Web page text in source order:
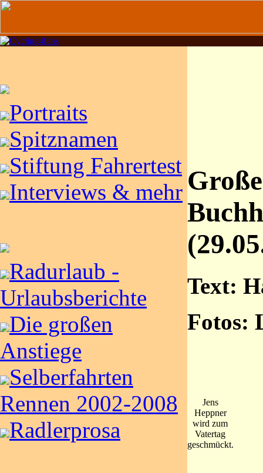
Portraits
Spitznamen
Stiftung Fahrertest
Interviews & mehr
Radurlaub -
Urlaubsberichte
Die großen
Anstiege
Selberfahrten
Rennen 2002-2008
Radlerprosa
Text:
Fotos:
Jens
Heppner
wird zum
Vatertag
geschmückt.